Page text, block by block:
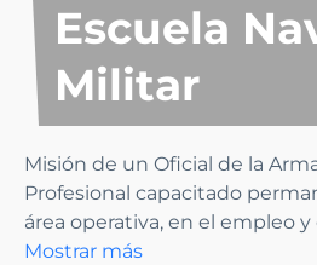
Escuela
Militar
Misión de un Oficial de la
Profesional capacitado
área operativa, en el empleo
Mostrar más